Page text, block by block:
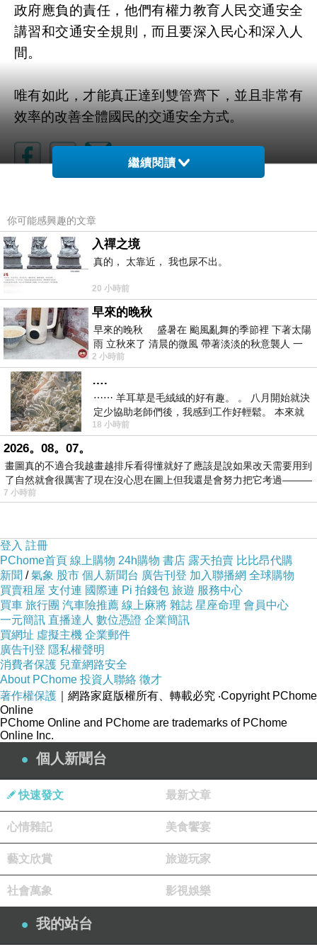
政府應負的責任，他們有權力教育人民交通安全
講習和交通安全規則，而且要深入民心和深入人
間。
唯有如此，才能真正達到雙管齊下，並且非常有
效率的改善全體國民的交通安全方式。
繼續閱讀
你可能感興趣的文章
入禪之境
真的， 太靠近， 我也尿不出。
20 小時前
早來的晚秋
早來的晚秋 盛暑在 颱風亂舞的季節裡 下著太陽
雨 立秋來了 清晨的微風 帶著淡淡的秋意襲人 一
下子 又被赤
2 小時前
….
⋯⋯ 羊耳草是毛絨絨的好有趣。 。 八月開始就決
定少協助老師們後，我感到工作好輕鬆。 本來就
不是我的工作啊。 真
18 小時前
2026。08。07。
畫圖真的不適合我越畫越排斥看得懂就好了應該是說如果改天需要用到
了自然就會很厲害了現在沒心思在圖上但我還是會努力把它考過———
7 小時前
登入 註冊
PChome首頁 線上購物 24h購物 書店 露天拍賣 比比昂代購
新聞 /氣象 股市 個人新聞台 廣告刊登 加入聯播網 全球購物
買賣租屋 支付連 國際連 Pi 拍錢包 旅遊 服務中心
買車 旅行團 汽車險推薦 線上麻將 雜誌 星座命理 會員中心
一元簡訊 直播達人 數位憑證 企業簡訊
買網址 虛擬主機 企業郵件
廣告刊登 隱私權聲明
消費者保護 兒童網路安全
About PChome 投資人聯絡 徵才
著作權保護 ｜網路家庭版權所有、轉載必究 ‧Copyright PChome
Online
PChome Online and PChome are trademarks of PChome
Online Inc.
個人新聞台
快速發文 最新文章
心情雜記 美食饗宴
藝文欣賞 旅遊玩家
社會萬象 影視娛樂
我的站台